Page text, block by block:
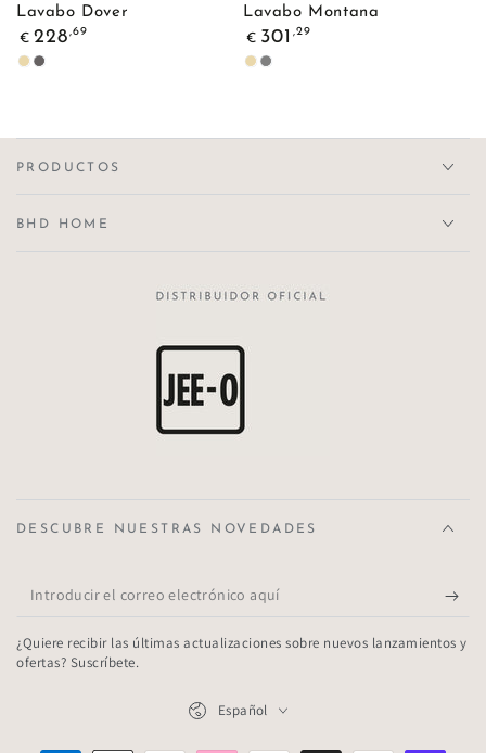
Lavabo Dover
Precio
regular
€ 228,69
BeigeDoreng
Lavabo Montana
Precio
regular
€ 301 ,29
Beige
Gris
PRODUCTOS
BHD HOME
DESCUBRE NUESTRAS NOVEDADES
Introducir
correo
¿Quiere recibir las últimas actualizaciones sobre nuevos lanzamientos y
ofertas? Suscríbete.
Español